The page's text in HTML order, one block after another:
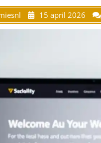
15 april 2026